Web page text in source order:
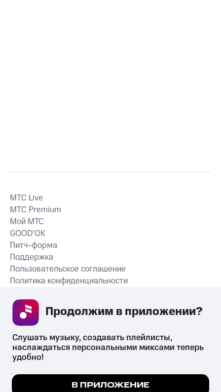
СКАЧАТЬ ПРИЛОЖЕНИЕ
MTС Live
MTС Premium
Мой МТС
GOOD’OK
Питч-форма
Поддержка
Пользовательское соглашение
Политика конфиденциальности
психотропных веществ, их аналогов причиняет вред здоровью,
их незаконный оборот запрещён и влечёт установленную
Мы используем куки, чтобы на сайте все
Слушать музыку, создавать плейлисты,
наслаждаться персональными миксами теперь
удобно!
В ПРИЛОЖЕНИЕ